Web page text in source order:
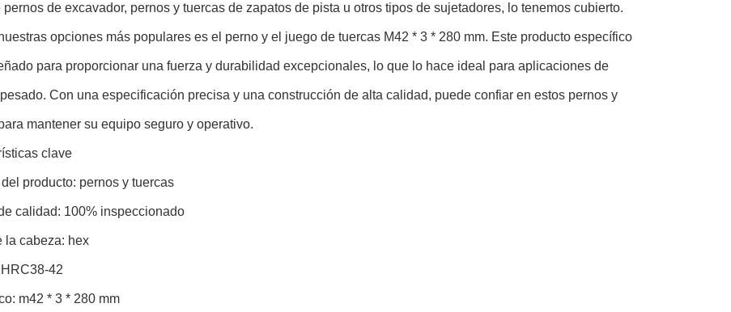
pernos de excavador, pernos y tuercas de zapatos de pista u otros tipos de sujetadores, lo tenemos cubierto.
opciones más populares es el perno y el juego de tuercas M42 * 3 * 280 mm. Este producto específico
para proporcionar una fuerza y durabilidad excepcionales, lo que lo hace ideal para aplicaciones de
Con una especificación precisa y una construcción de alta calidad, puede confiar en estos pernos y
mantener su equipo seguro y operativo.
clave
producto: pernos y tuercas
calidad: 100% inspeccionado
la cabeza: hex
42
m42 * 3 * 280 mm